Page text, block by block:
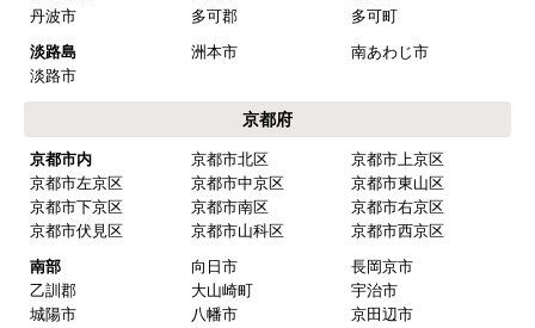
丹波市
多可郡
多可町
淡路島
洲本市
南あわじ市
淡路市
京都府
京都市内 京都市北区
京都市上京区
京都市左京区
京都市中京区
京都市東山区
京都市下京区
京都市南区
京都市右京区
京都市伏見区
京都市山科区
京都市西京区
南部
向日市
長岡京市
乙訓郡
大山崎町
宇治市
城陽市
八幡市
京田辺市